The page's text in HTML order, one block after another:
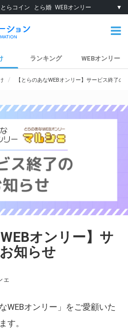
とらコイン とら婚 WEBオンリー ▼
ランキング WEBオンリー
【とらのあなWEBオンリー】サービス終了の
オンリー】サ
知らせ
ェ
WEBオンリー」をご愛顧いた
す。